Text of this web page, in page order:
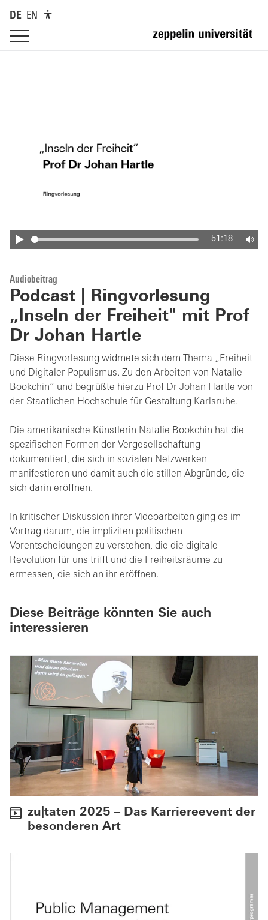
DE EN
-51:18
Audiobeitrag
Podcast | Ringvorlesung
„Inseln der Freiheit" mit Prof
Dr Johan Hartle
Diese Ringvorlesung widmete sich dem Thema „Freiheit
und Digitaler Populismus. Zu den Arbeiten von Natalie
Bookchin“ und begrüßte hierzu Prof Dr Johan Hartle von
der Staatlichen Hochschule für Gestaltung Karlsruhe.
Die amerikanische Künstlerin Natalie Bookchin hat die
spezifischen Formen der Vergesellschaftung
dokumentiert, die sich in sozialen Netzwerken
manifestieren und damit auch die stillen Abgründe, die
sich darin eröffnen.
In kritischer Diskussion ihrer Videoarbeiten ging es im
Vortrag darum, die impliziten politischen
Vorentscheidungen zu verstehen, die die digitale
Revolution für uns trifft und die Freiheitsräume zu
ermessen, die sich an ihr eröffnen.
Diese Beiträge könnten Sie auch
interessieren
zu|taten 2025 – Das Karriereevent der
besonderen Art